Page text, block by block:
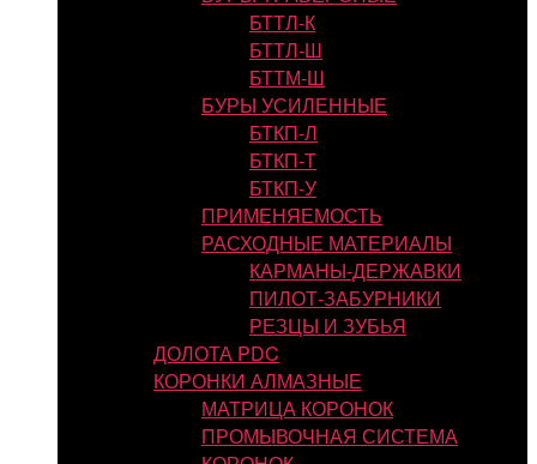
БТТЛ-К
БТТЛ-Ш
БТТМ-Ш
БУРЫ УСИЛЕННЫЕ
БТКП-Л
БТКП-Т
БТКП-У
ПРИМЕНЯЕМОСТЬ
РАСХОДНЫЕ МАТЕРИАЛЫ
КАРМАНЫ-ДЕРЖАВКИ
ПИЛОТ-ЗАБУРНИКИ
РЕЗЦЫ И ЗУБЬЯ
ДОЛОТА PDC
КОРОНКИ АЛМАЗНЫЕ
МАТРИЦА КОРОНОК
ПРОМЫВОЧНАЯ СИСТЕМА